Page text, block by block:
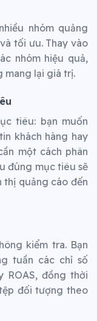
nhóm quảng
tối ưu. Thay vào
nhóm hiệu quả,
mang lại giá trị.
tiêu: bạn muốn
khách hàng hay
một cách phân
đúng mục tiêu sẽ
quảng cáo đến
kiểm tra. Bạn
tuần các chỉ số
ROAS, đồng thời
đối tượng theo